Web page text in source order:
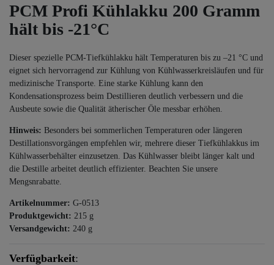
PCM Profi Kühlakku 200 Gramm
hält bis -21°C
Dieser spezielle PCM-Tiefkühlakku hält Temperaturen bis zu –21 °C und
eignet sich hervorragend zur Kühlung von Kühlwasserkreisläufen und für
medizinische Transporte. Eine starke Kühlung kann den
Kondensationsprozess beim Destillieren deutlich verbessern und die
Ausbeute sowie die Qualität ätherischer Öle messbar erhöhen.
Hinweis: Besonders bei sommerlichen Temperaturen oder längeren
Destillationsvorgängen empfehlen wir, mehrere dieser Tiefkühlakkus im
Kühlwasserbehälter einzusetzen. Das Kühlwasser bleibt länger kalt und
die Destille arbeitet deutlich effizienter. Beachten Sie unsere
Mengsnrabatte.
Artikelnummer: G-0513
Produktgewicht: 215 g
Versandgewicht: 240 g
Verfügbarkeit: